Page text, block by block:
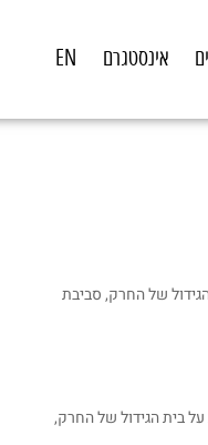
אינסטגרם EN
של החרק, סביבת
בית הגידול של החרק,